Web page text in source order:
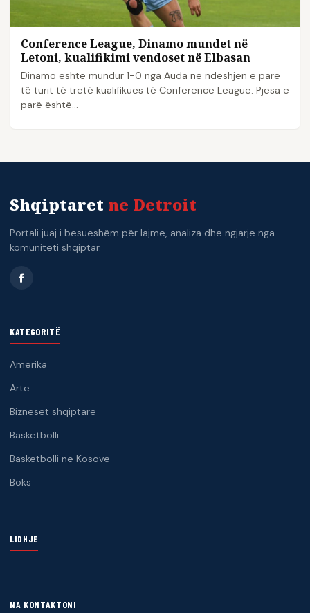
Conference League, Dinamo mundet në
Letoni, kualifikimi vendoset në Elbasan
Dinamo është mundur 1-0 nga Auda në ndeshjen e parë
të turit të tretë kualifikues të Conference League. Pjesa e
parë është…
Shqiptaret ne Detroit
Portali juaj i besueshëm për lajme, analiza dhe ngjarje nga
komuniteti shqiptar.
KATEGORITË
Amerika
Arte
Bizneset shqiptare
Basketbolli
Basketbolli ne Kosove
Boks
LIDHJE
NA KONTAKTONI